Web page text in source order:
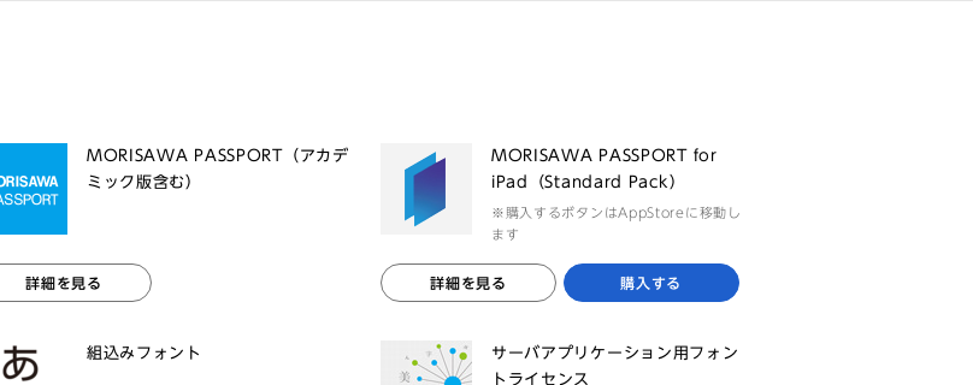
MORISAWA PASSPORT（アカデ
ミック版含む）
詳細を見る
MORISAWA PASSPORT for
iPad（Standard Pack）
※購入するボタンはAppStoreに移動し
ます
詳細を見る 購入する
組込みフォント
サーバアプリケーション用フォン
トライセンス